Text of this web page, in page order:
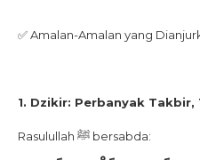
✅ Amalan-Amalan yang
1. Dzikir: Perbanyak
Rasulullah ﷺ bersabda: